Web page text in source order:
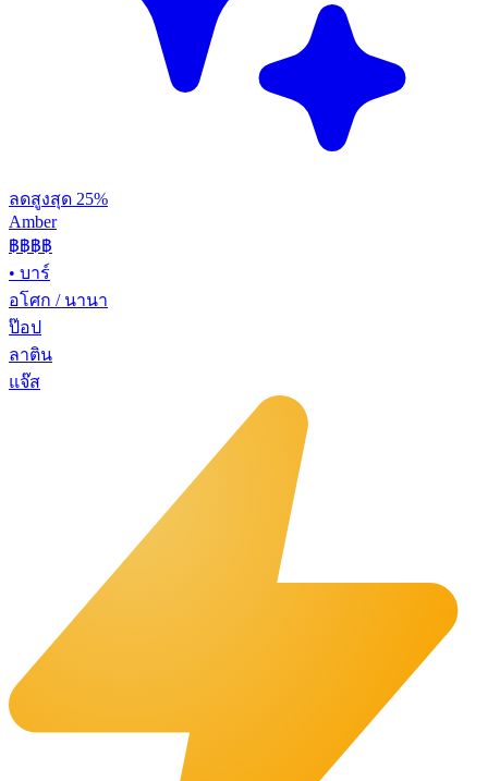
ลดสูงสุด 25%
Amber
฿฿฿฿
• บาร์
อโศก / นานา
ป๊อป
ลาติน
แจ๊ส